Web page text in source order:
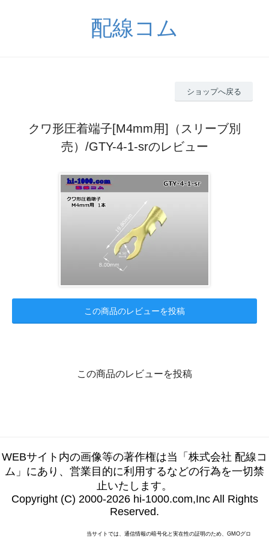
配線コム
ショップへ戻る
クワ形圧着端子[M4mm用]（スリーブ別
売）/GTY-4-1-srのレビュー
この商品のレビューを投稿
この商品のレビューを投稿
WEBサイト内の画像等の著作権は当「株式会社 配線コ
ム」にあり、営業目的に利用するなどの行為を一切禁
止いたします。
Copyright (C) 2000-2026 hi-1000.com,Inc All Rights
Reserved.
当サイトでは、通信情報の暗号化と実在性の証明のため、GMOグロ